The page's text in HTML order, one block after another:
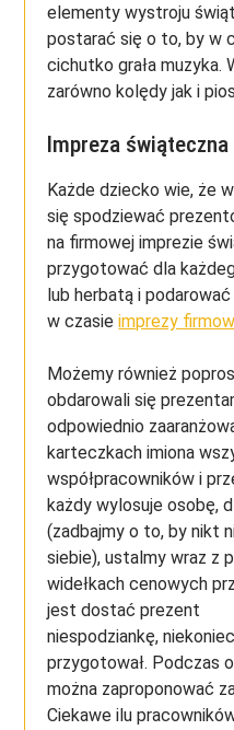
elementy wystroju
postarać się o to, by w
cichutko grała muzyka.
zarówno kolędy jak i
Impreza
Każde dziecko wie, że
się spodziewać
na firmowej imprezie
przygotować dla
lub herbatą i
w czasieimprezy
Możemy również
obdarowali się
odpowiednio
karteczkach imiona
współpracowników i
każdy wylosuje osobę,
(zadbajmy o to, by nikt
siebie), ustalmy wraz z
widełkach cenowych
jest dostać prezent
niespodziankę,
przygotował. Podczas
można zaproponować
Ciekawe ilu